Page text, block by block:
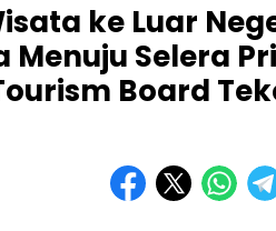
ke Luar
Menuju Selera
Board